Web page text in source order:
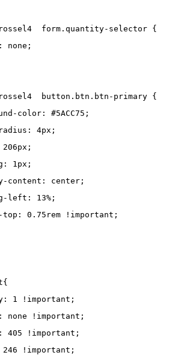
form.quantity-selector {
none;
button.btn.btn-primary {
color: #5ACC75;
4px;
206px;
1px;
content: center;
left: 13%;
top: 0.75rem !important;
1 !important;
none !important;
405 !important;
246 !important;